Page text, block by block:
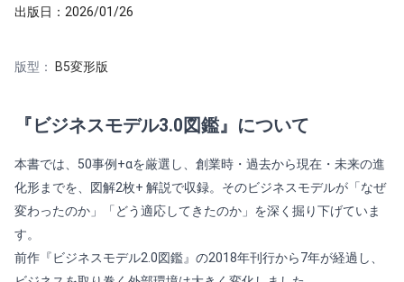
出版日： 2026/01/26
版型： B5変形版
『ビジネスモデル3.0図鑑』について
本書では、50事例+αを厳選し、創業時・過去から現在・未来の進
化形までを、図解2枚+ 解説で収録。そのビジネスモデルが「なぜ
変わったのか」「どう適応してきたのか」を深く掘り下げていま
す。
前作『ビジネスモデル2.0図鑑』の2018年刊行から7年が経過し、